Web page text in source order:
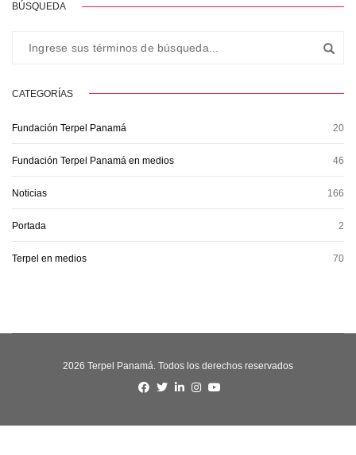
BÚSQUEDA
CATEGORÍAS
Fundación Terpel Panamá 20
Fundación Terpel Panamá en medios 46
Noticias 166
Portada 2
Terpel en medios 70
2026 Terpel Panamá. Todos los derechos reservados